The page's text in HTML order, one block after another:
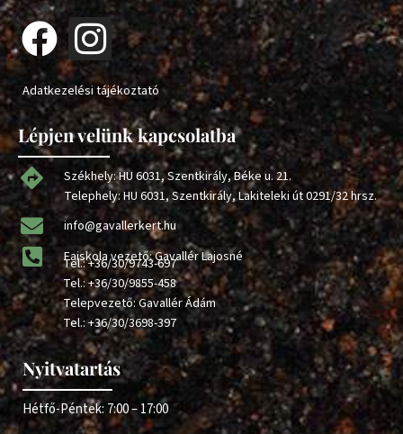
Adatkezelési tájékoztató
Lépjen velünk kapcsolatba
Székhely: HU 6031, Szentkirály, Béke u. 21.
Telephely: HU 6031, Szentkirály, Lakiteleki út 0291/32 hrsz.
info@gavallerkert.hu
Faiskola vezető: Gavallér Lajosné
Tel.:+36/30/9743-697
Tel.:+36/30/9855-458
Telepvezető: Gavallér Ádám
Tel.:+36/30/3698-397
Nyitvatartás
Hétfő-Péntek: 7:00 – 17:00